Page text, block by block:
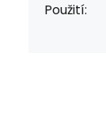
Použití: